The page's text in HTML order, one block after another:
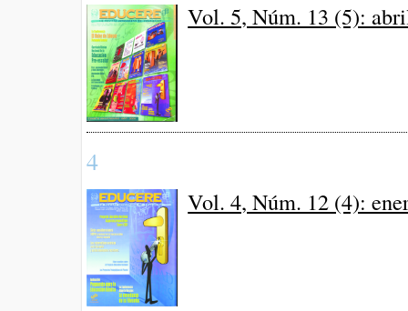
Vol. 5, Núm. 13 (5):
4
Vol. 4, Núm. 12 (4):